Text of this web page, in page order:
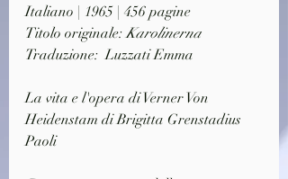
Italiano | 1965 | 456 pagine
Titolo originale: Karolinerna
Traduzione:  Luzzati Emma
La vita e l'opera di Verner Von
Heidenstam di Brigitta Grenstadius
Paoli